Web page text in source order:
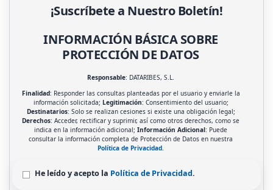
¡Suscríbete a Nuestro Boletín!
INFORMACIÓN BÁSICA SOBRE
PROTECCIÓN DE DATOS
Responsable: DATARIBES, S.L.
Finalidad: Responder las consultas planteadas por el usuario y enviarle la
información solicitada; Legitimación: Consentimiento del usuario;
Destinatarios: Solo se realizan cesiones si existe una obligación legal;
Derechos: Acceder, rectificar y suprimir, así como otros derechos, como se
indica en la información adicional;Información Adicional: Puede
consultar la información completa de Protección de Datos en nuestra
Política de Privacidad
He leído y acepto la Política de Privacidad.